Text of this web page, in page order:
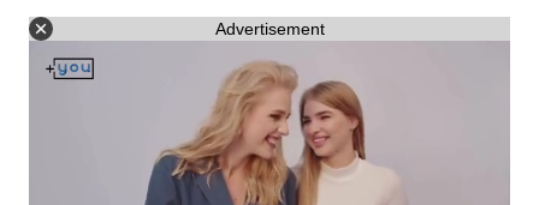
Advertisement